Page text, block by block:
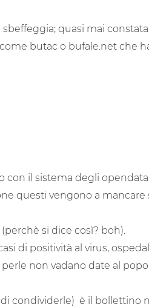
quasi mai
butac o bufale.net che
con il sistema degli
questi vengono a mancare
si dice così? boh).
di positività al virus,
non vadano date al
condividerle) è il bollettino